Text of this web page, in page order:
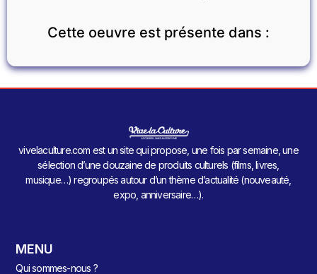
Cette oeuvre est présente dans :
vivelaculture.com est un site qui propose, une fois par semaine, une
sélection d’une douzaine de produits culturels (films, livres,
musique…) regroupés autour d’un thème d’actualité (nouveauté,
expo, anniversaire…).
MENU
Qui sommes-nous ?